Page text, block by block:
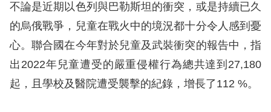
消
息
業
不論是近期以色列與巴勒斯坦的衝突，或是持續已久
的烏俄戰爭，兒童在戰火中的境況都十分令人感到憂
心。聯合國在今年對於兒童及武裝衝突的報告中，指
出2022年兒童遭受的嚴重侵權行為總共達到27,180
起，且學校及醫院遭受襲擊的紀錄，增長了112 %。